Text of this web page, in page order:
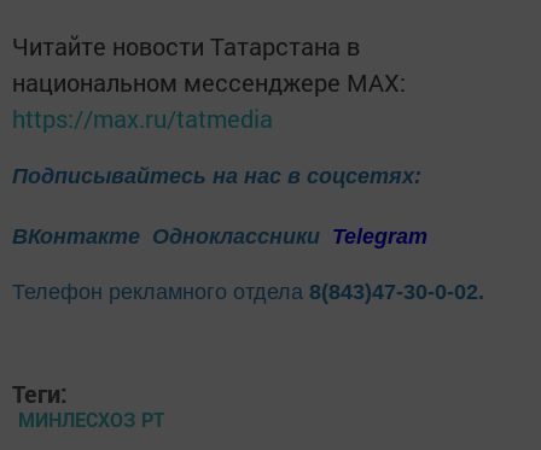
Читайте новости Татарстана в
национальном мессенджере MАХ:
https://max.ru/tatmedia
Подписывайтесь на нас в соцсетях:
ВКонтакте Одноклассники Telegram
Телефон рекламного отдела 8(843)47-30-0-02.
Теги:
МИНЛЕСХОЗ РТ